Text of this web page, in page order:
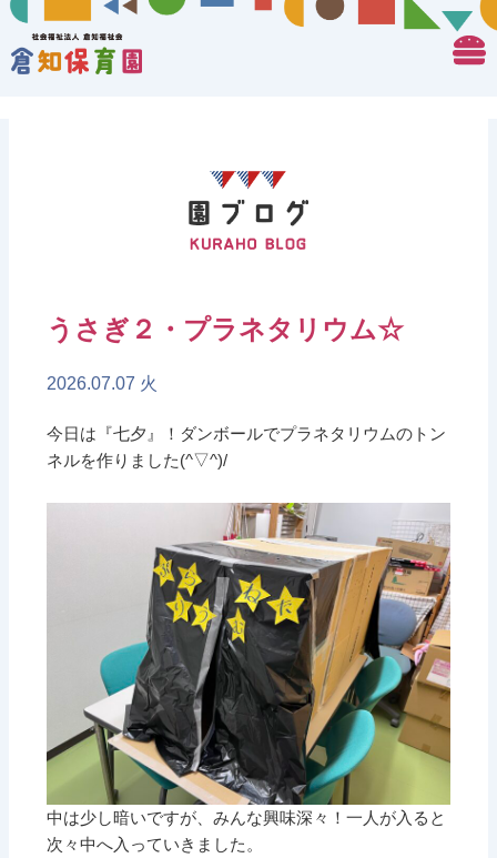
うさぎ２・プラネタリウム☆
2026.07.07 火
今日は『七夕』！ダンボールでプラネタリウムのトン
ネルを作りました(^▽^)/
中は少し暗いですが、みんな興味深々！一人が入ると
次々中へ入っていきました。